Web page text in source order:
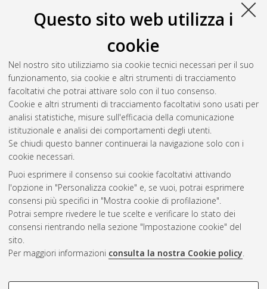
Questo sito web utilizza i
cookie
Nel nostro sito utilizziamo sia cookie tecnici necessari per il suo
funzionamento, sia cookie e altri strumenti di tracciamento
facoltativi che potrai attivare solo con il tuo consenso.
Cookie e altri strumenti di tracciamento facoltativi sono usati per
analisi statistiche, misure sull'efficacia della comunicazione
istituzionale e analisi dei comportamenti degli utenti.
Se chiudi questo banner continuerai la navigazione solo con i
cookie necessari.
Puoi esprimere il consenso sui cookie facoltativi attivando
l'opzione in "Personalizza cookie" e, se vuoi, potrai esprimere
consensi più specifici in "Mostra cookie di profilazione".
Potrai sempre rivedere le tue scelte e verificare lo stato dei
consensi rientrando nella sezione "Impostazione cookie" del
sito.
Per maggiori informazioni consulta la nostra Cookie policy.
COOKIE DI PROFILAZIONE -
Gestione del documento:
Atom
Rss 1.0
Rss 2.0
ISSN: 2038-7946
Impostazioni Cookie